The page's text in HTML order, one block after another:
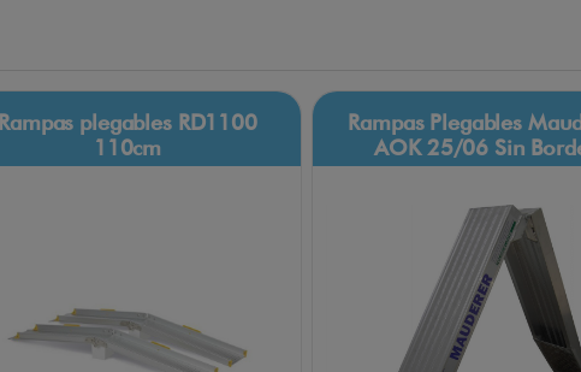
Rampas plegables RD1100
110cm
Rampas Plegables
AOK 25/06 Sin